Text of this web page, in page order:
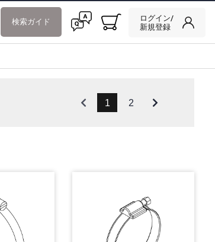
検索ガイド
ログイン/
新規登録
1 2